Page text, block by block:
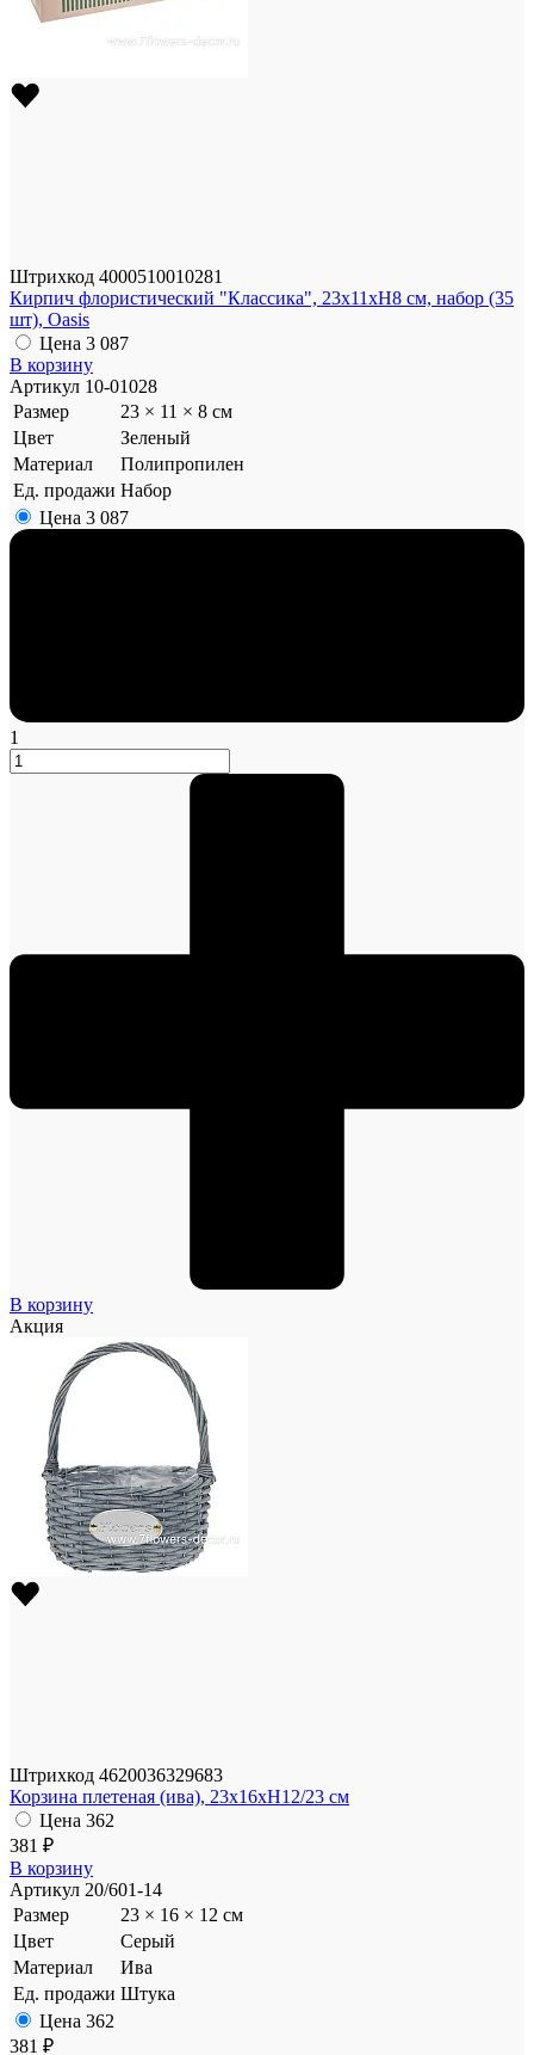
Штрихкод 4000510010281
Кирпич флористический "Классика", 23x11xH8 см, набор (35
шт), Oasis
Цена 3 087
В корзину
Артикул 10-01028
Размер
23 × 11 × 8 см
Цвет
Зеленый
Материал
Полипропилен
Ед. продажи Набор
Цена 3 087
1
В корзину
Акция
Штрихкод 4620036329683
Корзина плетеная (ива), 23x16xH12/23 см
Цена 362
381 ₽
В корзину
Артикул 20/601-14
Размер
23 × 16 × 12 см
Цвет
Серый
Материал
Ива
Ед. продажи Штука
Цена 362
381 ₽